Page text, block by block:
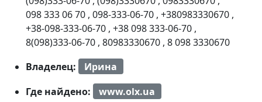
098 333 06 70 , 098-333-06-70 , +380983330670 ,
+38-098-333-06-70 , +38 098 333-06-70 ,
8(098)333-06-70 , 80983330670 , 8 098 3330670
Владелец:
Ирина
Где найдено:
www.olx.ua